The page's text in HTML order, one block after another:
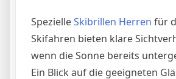
SpezielleSkibrillen Herren für
Skifahren bieten klare
wenn die Sonne bereits
Ein Blick auf die geeigneten